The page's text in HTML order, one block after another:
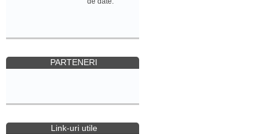
PARTENERI
Link-uri utile